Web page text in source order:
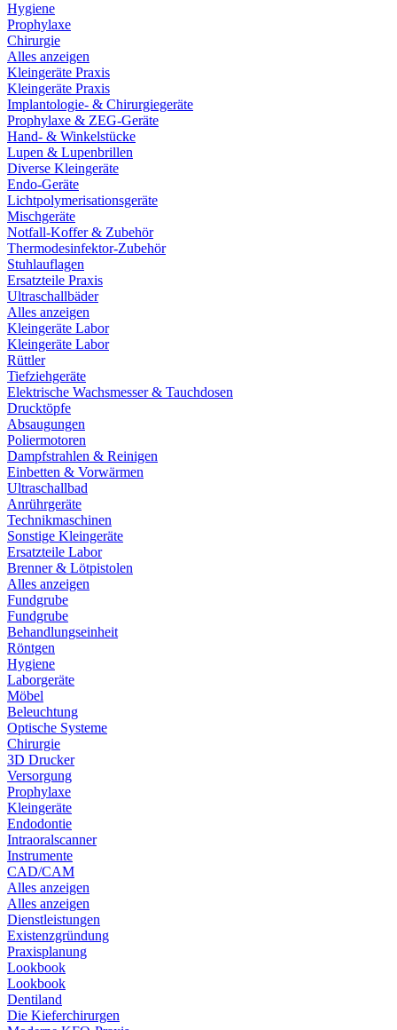
Hygiene
Prophylaxe
Chirurgie
Alles anzeigen
Kleingeräte Praxis
Kleingeräte Praxis
Implantologie- & Chirurgiegeräte
Prophylaxe & ZEG-Geräte
Hand- & Winkelstücke
Lupen & Lupenbrillen
Diverse Kleingeräte
Endo-Geräte
Lichtpolymerisationsgeräte
Mischgeräte
Notfall-Koffer & Zubehör
Thermodesinfektor-Zubehör
Stuhlauflagen
Ersatzteile Praxis
Ultraschallbäder
Alles anzeigen
Kleingeräte Labor
Kleingeräte Labor
Rüttler
Tiefziehgeräte
Elektrische Wachsmesser & Tauchdosen
Drucktöpfe
Absaugungen
Poliermotoren
Dampfstrahlen & Reinigen
Einbetten & Vorwärmen
Ultraschallbad
Anrührgeräte
Technikmaschinen
Sonstige Kleingeräte
Ersatzteile Labor
Brenner & Lötpistolen
Alles anzeigen
Fundgrube
Fundgrube
Behandlungseinheit
Röntgen
Hygiene
Laborgeräte
Möbel
Beleuchtung
Optische Systeme
Chirurgie
3D Drucker
Versorgung
Prophylaxe
Kleingeräte
Endodontie
Intraoralscanner
Instrumente
CAD/CAM
Alles anzeigen
Alles anzeigen
Dienstleistungen
Existenzgründung
Praxisplanung
Lookbook
Lookbook
Dentiland
Die Kieferchirurgen